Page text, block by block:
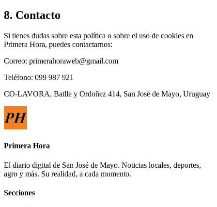
8. Contacto
Si tienes dudas sobre esta política o sobre el uso de cookies en
Primera Hora, puedes contactarnos:
Correo: primerahoraweb@gmail.com
Teléfono: 099 987 921
CO-LAVORA, Batlle y Ordoñez 414, San José de Mayo, Uruguay
Primera Hora
El diario digital de San José de Mayo. Noticias locales, deportes,
agro y más. Su realidad, a cada momento.
Secciones